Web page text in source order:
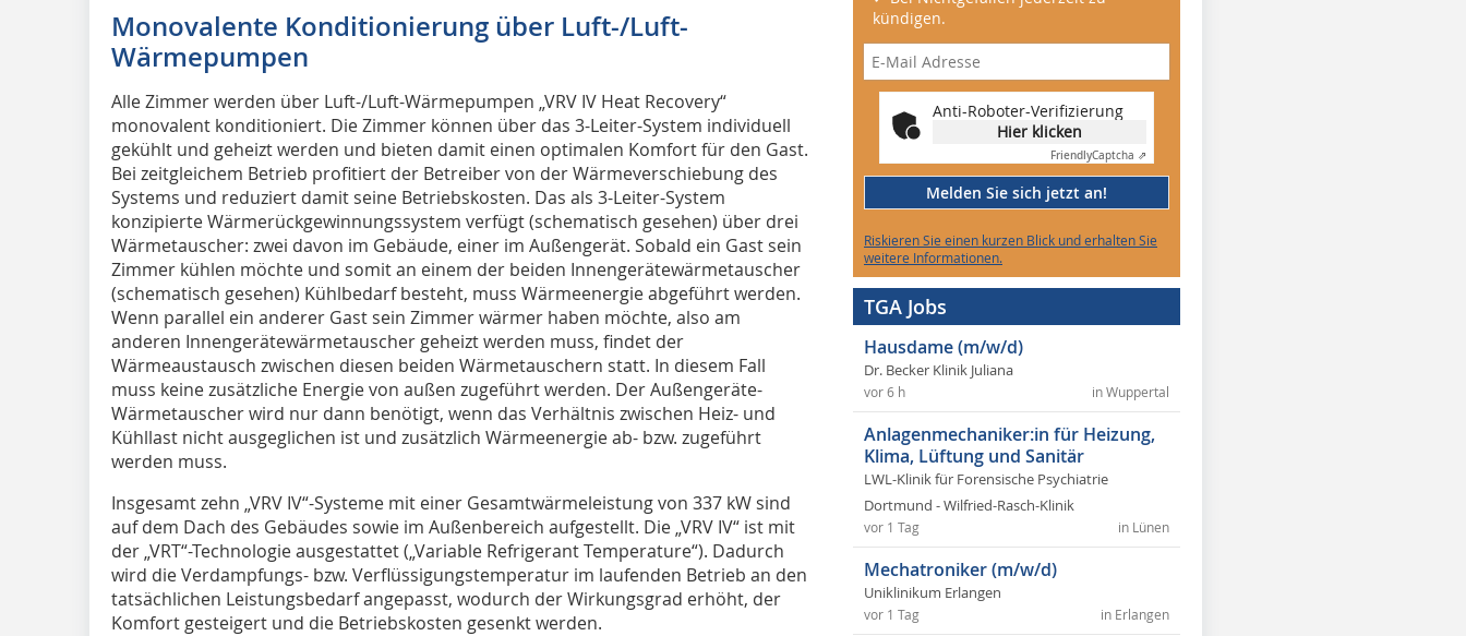
Monovalente Konditionierung über Luft-/Luft-
Wärmepumpen
Alle Zimmer werden über Luft-/Luft-Wärmepumpen „VRV IV Heat Recovery“
monovalent konditioniert. Die Zimmer können über das 3-Leiter-System individuell
gekühlt und geheizt werden und bieten damit einen optimalen Komfort für den Gast.
Bei zeitgleichem Betrieb profitiert der Betreiber von der Wärmeverschiebung des
Systems und reduziert damit seine Betriebskosten. Das als 3-Leiter-System
konzipierte Wärme­rückgewinnungssystem verfügt (schematisch gesehen) über drei
Wärmetauscher: zwei davon im Gebäude, einer im Außengerät. Sobald ein Gast sein
Zimmer kühlen möchte und somit an einem der beiden Innengerätewärmetauscher
(schematisch gesehen) Kühlbedarf besteht, muss Wärmeenergie abgeführt werden.
Wenn parallel ein anderer Gast sein Zimmer wärmer haben möchte, also am
anderen Innengerätewärmetauscher geheizt werden muss, findet der
Wärmeaustausch zwischen diesen beiden Wärmetauschern statt. In diesem Fall
muss keine zusätzliche Energie von außen zugeführt werden. Der Außengeräte-
Wärmetauscher wird nur dann benötigt, wenn das Verhältnis zwischen Heiz- und
Kühllast nicht ausgeglichen ist und zusätzlich Wärmeenergie ab- bzw. zugeführt
werden muss.
Insgesamt zehn „VRV IV“-Systeme mit einer Gesamtwärmeleistung von 337 kW sind
auf dem Dach des Gebäudes sowie im Außenbereich aufgestellt. Die „VRV IV“ ist mit
der „VRT“-Technologie ausgestattet („Variable Refrigerant Temperature“). Dadurch
wird die Verdampfungs- bzw. Verflüssigungstemperatur im laufenden Betrieb an den
tatsächlichen Leistungsbedarf angepasst, wodurch der Wirkungsgrad erhöht, der
Komfort gesteigert und die Betriebskosten gesenkt werden.
kündigen.
Anti-Roboter-Verifizierung
Hier klicken
FriendlyCaptcha ⇗
Melden Sie sich jetzt an!
Riskieren Sie einen kurzen Blick und erhalten Sie
weitere Informationen.
TGA Jobs
Hausdame (m/w/d)
Dr. Becker Klinik Juliana
in Wuppertal
vor 6 h
Anlagenmechaniker:in für Heizung,
Klima, Lüftung und Sanitär
LWL-Klinik für Forensische Psychiatrie
Dortmund - Wilfried-Rasch-Klinik
in Lünen
vor 1 Tag
Mechatroniker (m/w/d)
Uniklinikum Erlangen
in Erlangen
vor 1 Tag